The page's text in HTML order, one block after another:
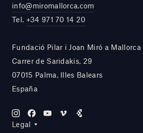
info@miromallorca.com
Tel. +34 971 70 14 20
Fundació Pilar i Joan Miró a Mallorca
Carrer de Saridakis, 29
07015 Palma, Illes Balears
España
Legal